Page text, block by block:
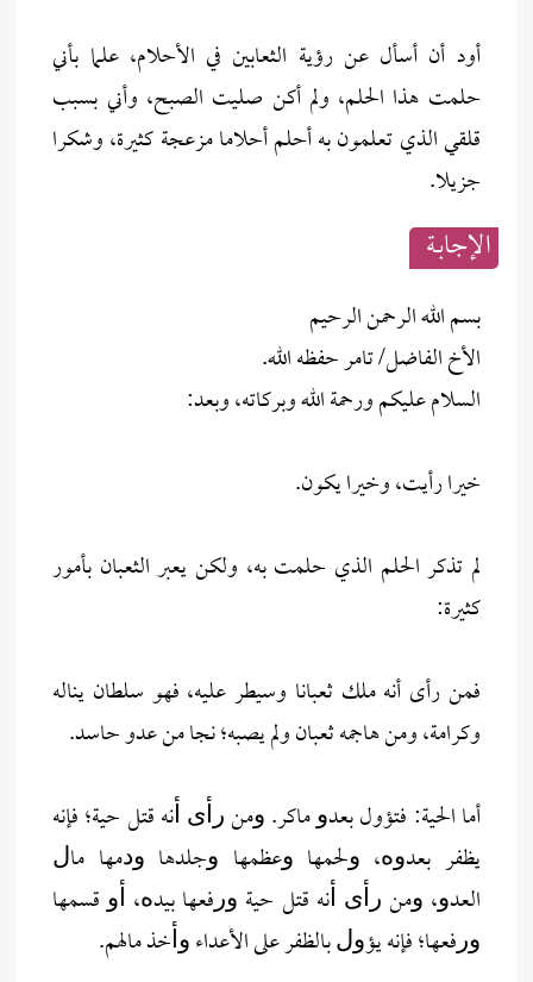
أود أن أسأل عن رؤية الثعابين في الأحلام، علما بأني
حلمت هذا الحلم، ولم أكن صليت الصبح، وأني بسبب
قلقي الذي تعلمون به أحلم أحلاما مزعجة كثيرة، وشكرا
جزيلا.
الإجابــة
بسم الله الرحمن الرحيم
الأخ الفاضل/ تامر حفظه الله.
السلام عليكم ورحمة الله وبركاته، وبعد:
خيرا رأيت، وخيرا يكون.
لم تذكر الحلم الذي حلمت به، ولكن يعبر الثعبان بأمور
كثيرة:
فمن رأى أنه ملك ثعبانا وسيطر عليه، فهو سلطان يناله
وكرامة، ومن هاجمه ثعبان ولم يصبه؛ نجا من عدو حاسد.
أﻣﺎ الحية: فتؤول ﺑﻌﺪﻭ ﻣﺎﻛﺮ. ﻭﻣﻦ ﺭﺃﻯ ﺃﻧﻪ ﻗﺘﻞ ﺣﻴﺔ؛ ﻓﺈﻧﻪ
ﻳﻈﻔﺮ ﺑﻌﺪﻭﻩ، ﻭﻟﺤﻤﻬﺎ ﻭﻋﻈﻤﻬﺎ ﻭﺟﻠﺪﻫﺎ ﻭﺩﻣﻬﺎ ﻣﺎﻝ
اﻟﻌﺪﻭ، ﻭﻣﻦ ﺭﺃﻯ ﺃﻧﻪ ﻗﺘﻞ ﺣﻴﺔ ﻭﺭﻓﻌﻬﺎ ﺑﻴﺪﻩ، ﺃﻭ ﻗﺴﻤﻬﺎ
ﻭﺭﻓﻌﻬﺎ؛ ﻓﺈﻧﻪ يؤﻭﻝ ﺑﺎﻟﻈﻔﺮ ﻋﻠﻰ اﻷﻋﺪاء ﻭﺃﺧﺬ ﻣﺎﻟﻬﻢ.